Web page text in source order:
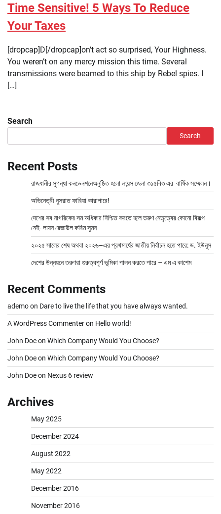
Time Sensitive! 5 Ways To Reduce
Your Taxes
[dropcap]D[/dropcap]on’t act so surprised, Your Highness.
You weren’t on any mercy mission this time. Several
transmissions were beamed to this ship by Rebel spies. I
[…]
Search
Search
Recent Posts
রাজধানীর সুগন্ধা কনভেনশনেঅনুষ্ঠিত হলো লায়ন্স জেলা ৩১৫বি৩ এর বার্ষিক সম্মেলন।
অভিনেত্রী নুসরাত ফারিয়া কারাগারে!
দেশের সব নাগরিকের সম অধিকার নিশ্চিত করতে হলে তরুণ নেতৃত্বের কোনো বিকল্প
নেই- লায়ন রেজাউল করিম সুমন
২০২৫ সালের শেষ অথবা ২০২৬–এর প্রথমার্ধের জাতীয় নির্বাচন হতে পারে: ড. ইউনূস
দেশের উন্নয়নে তরুণরা গুরুত্বপূর্ণ ভূমিকা পালন করতে পারে – এম এ কাশেম
Recent Comments
ademoon Dare to live the life that you have always wanted.
A WordPress Commenteron Hello world!
John Doeon Which Company Would You Choose?
John Doeon Which Company Would You Choose?
John Doeon Nexus 6 review
Archives
May 2025
December 2024
August 2022
May 2022
December 2016
November 2016